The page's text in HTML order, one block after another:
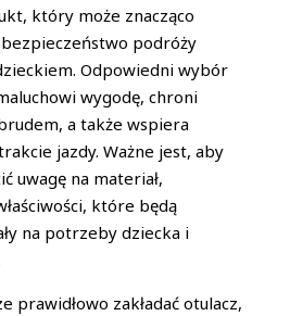
który może znacząco
podróży
Odpowiedni wybór
wygodę, chroni
a także wspiera
jazdy. Ważne jest, aby
uwagę na materiał,
które będą
na potrzeby dziecka i
prawidłowo zakładać otulacz,